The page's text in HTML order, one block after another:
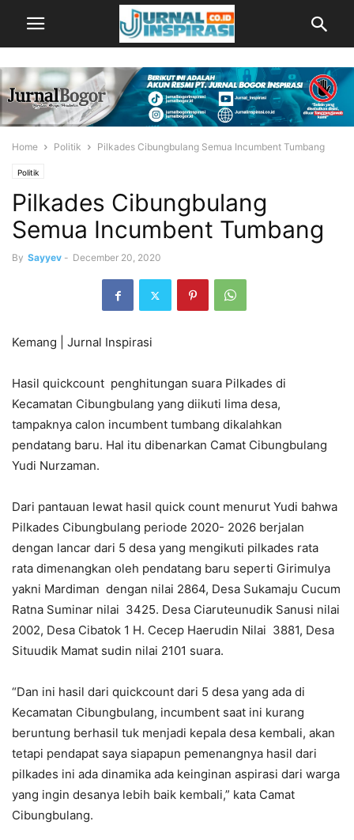
Home Politik Pilkades Cibungbulang Semua Incumbent Tumbang
Politik
Pilkades Cibungbulang
Semua Incumbent Tumbang
By Sayyev - December 20, 2020
Kemang | Jurnal Inspirasi
Hasil quickcount penghitungan suara Pilkades di
Kecamatan Cibungbulang yang diikuti lima desa,
tampaknya calon incumbent tumbang dikalahkan
pendatang baru. Hal itu dibenarkan Camat Cibungbulang
Yudi Nurzaman.
Dari pantauan lewat hasil quick count menurut Yudi bahwa
Pilkades Cibungbulang periode 2020- 2026 berjalan
dengan lancar dari 5 desa yang mengikuti pilkades rata
rata dimenangkan oleh pendatang baru seperti Girimulya
yakni Mardiman dengan nilai 2864, Desa Sukamaju Cucum
Ratna Suminar nilai 3425. Desa Ciaruteunudik Sanusi nilai
2002, Desa Cibatok 1 H. Cecep Haerudin Nilai 3881, Desa
Situudik Mamat sudin nilai 2101 suara.
“Dan ini hasil dari quickcount dari 5 desa yang ada di
Kecamatan Cibungbulang, incumbent saat ini kurang
beruntung berhasil tuk menjadi kepala desa kembali, akan
tetapi pendapat saya siapapun pemenangnya hasil dari
pilkades ini ada dinamika ada keinginan aspirasi dari warga
yang ingin desanya lebih baik kembali,” kata Camat
Cibungbulang.